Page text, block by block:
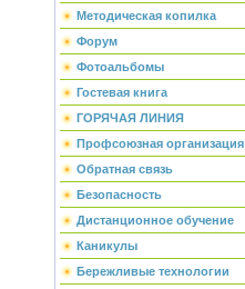
Методическая копилка
Форум
Фотоальбомы
Гостевая книга
ГОРЯЧАЯ ЛИНИЯ
Профсоюзная организация
Обратная связь
Безопасность
Дистанционное обучение
Каникулы
Бережливые технологии